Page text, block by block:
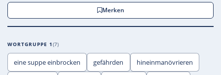
Merken
WORTGRUPPE 1 7
eine suppe einbrocken gefährden hineinmanövrieren